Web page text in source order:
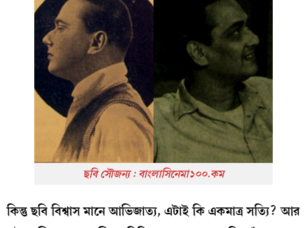
ছবি সৌজন্য : বাংলাসিনেমা১০০.কম
কিন্তু ছবি বিশ্বাস মানে আভিজাত্য, এটাই কি একমাত্র সত্যি? আর